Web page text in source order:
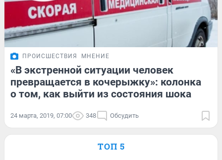
ПРОИСШЕСТВИЯ МНЕНИЕ
«В экстренной ситуации человек
превращается в кочерыжку»: колонка
о том, как выйти из состояния шока
24 марта, 2019, 07:00 348 Обсудить
ТОП 5